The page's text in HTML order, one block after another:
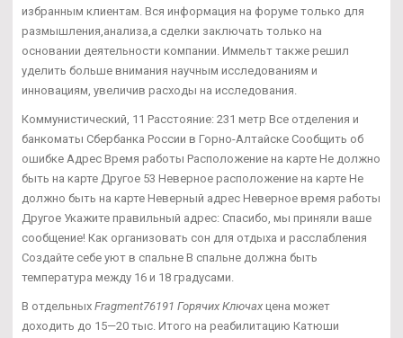
избранным клиентам. Вся информация на форуме только для
размышления,анализа,а сделки заключать только на
основании деятельности компании. Иммельт также решил
уделить больше внимания научным исследованиям и
инновациям, увеличив расходы на исследования.
Коммунистический, 11 Расстояние: 231 метр Все отделения и
банкоматы Сбербанка России в Горно-Алтайске Сообщить об
ошибке Адрес Время работы Расположение на карте Не должно
быть на карте Другое 53 Неверное расположение на карте Не
должно быть на карте Неверный адрес Неверное время работы
Другое Укажите правильный адрес: Спасибо, мы приняли ваше
сообщение! Как организовать сон для отдыха и расслабления
Создайте себе уют в спальне В спальне должна быть
температура между 16 и 18 градусами.
В отдельных Fragment76191 Горячих Ключах цена может
доходить до 15—20 тыс. Итого на реабилитацию Катюши